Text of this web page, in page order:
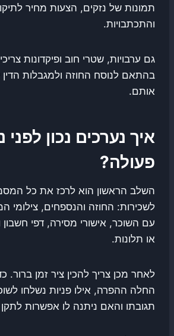
תמונות של נזקים, הצעות מחיר
והתכתבויות.
גם ערבויות, שטרי חוב ופיקדונות
בהתאם לנוסח החוזה ולמגבלות
אותם.
איך נערכים נכון לפני
פעולה?
השלב הראשון הוא לרכז את כל
לשכירות: החוזה והנספחים, צילומי
עם השוכר, אישורי מסירה, דפי חשבון
או תלונות.
לאחר מכן צריך להכין ציר זמן ברור.
החלה ההפרה, אילו פניות נשלחו
תגובתו והאם ניתנה לו אפשרות